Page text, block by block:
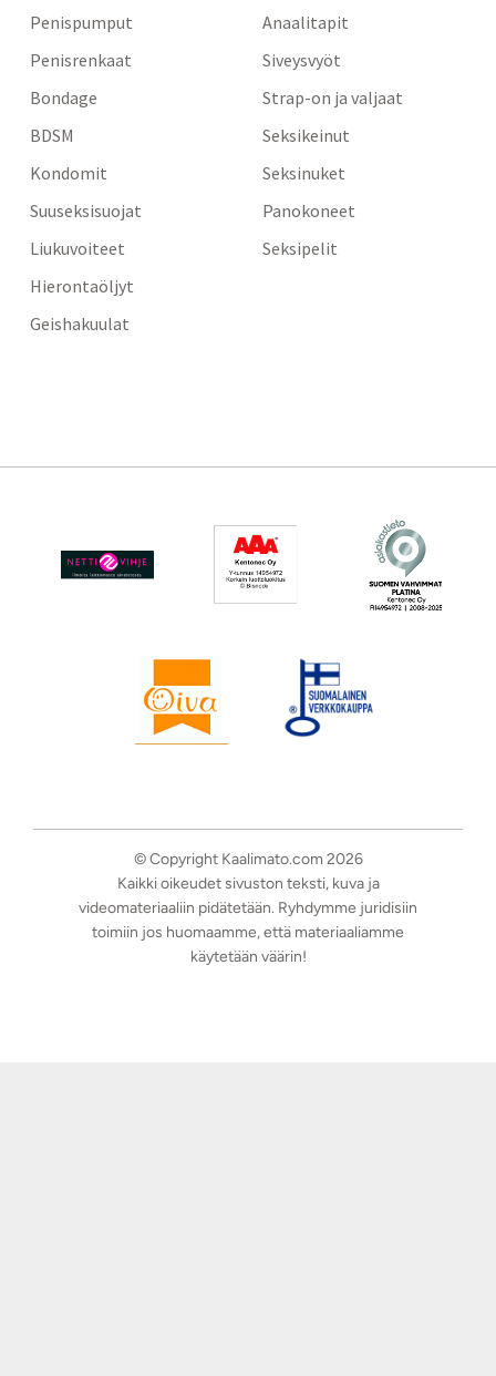
Penispumput
Penisrenkaat
Bondage
BDSM
Kondomit
Suuseksisuojat
Liukuvoiteet
Hierontaöljyt
Geishakuulat
Anaalitapit
Siveysvyöt
Strap-on ja valjaat
Seksikeinut
Seksinuket
Panokoneet
Seksipelit
© Copyright Kaalimato.com 2026
Kaikki oikeudet sivuston teksti, kuva ja
videomateriaaliin pidätetään. Ryhdymme juridisiin
toimiin jos huomaamme, että materiaaliamme
käytetään väärin!